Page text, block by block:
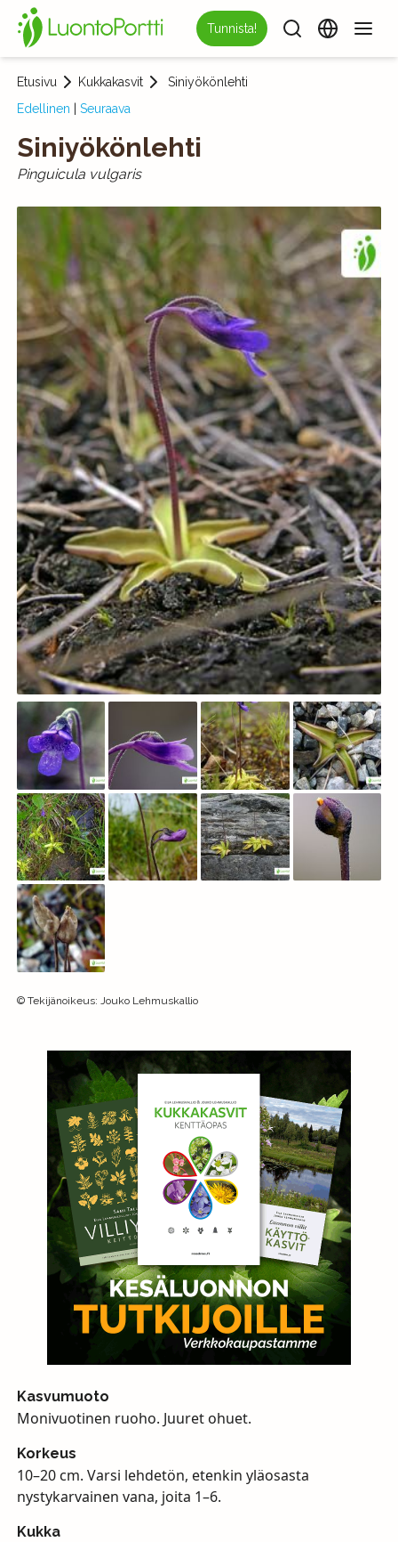
Tunnista!
Etusivu Kukkakasvit
Siniyökönlehti
Edellinen
Seuraava
Siniyökönlehti
Pinguicula vulgaris
© Tekijänoikeus: Jouko Lehmuskallio
Kasvumuoto
Monivuotinen ruoho. Juuret ohuet.
Korkeus
10–20 cm. Varsi lehdetön, etenkin yläosasta
nystykarvainen vana, joita 1–6.
Kukka